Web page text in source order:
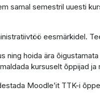
samal semestril uuesti
eesmärkidel.
ning hoida ära
kursuselt õppijad
Moodle’it TTK-i